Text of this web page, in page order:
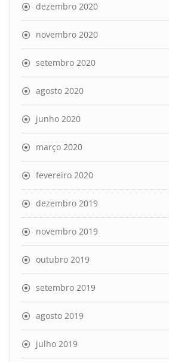
dezembro 2020
novembro 2020
setembro 2020
agosto 2020
junho 2020
março 2020
fevereiro 2020
dezembro 2019
novembro 2019
outubro 2019
setembro 2019
agosto 2019
julho 2019